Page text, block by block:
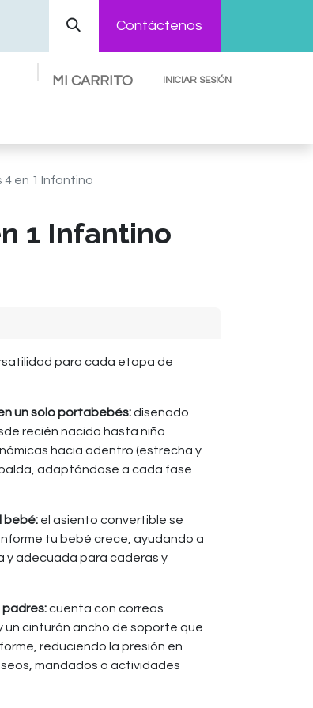
Contáctenos
MI CARRITO INICIAR SESIÓN
en 1 Infantino
1 Infantino
para cada etapa de
un solo portabebés:diseñado
recién nacido hasta niño
hacia adentro (estrecha y
adaptándose a cada fase
bebé: el asiento convertible se
tu bebé crece, ayudando a
y adecuada para caderas y
padres:cuenta con correas
un cinturón ancho de soporte que
reduciendo la presión en
mandados o actividades